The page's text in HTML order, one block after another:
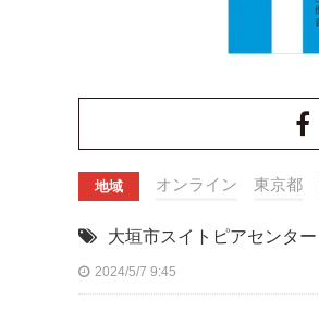
地域 オンライン 東京都
大垣市スイトピアセンター
2024/5/7 9:45